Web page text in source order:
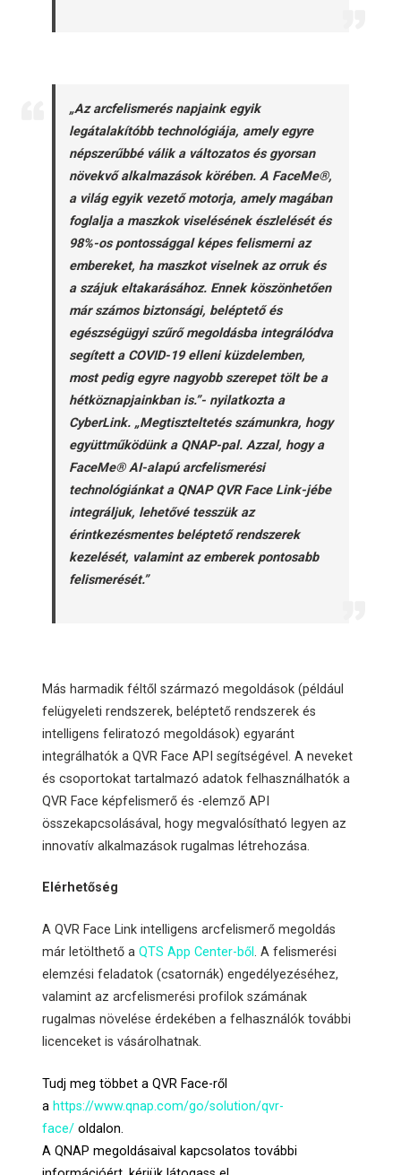
„Az arcfelismerés napjaink egyik
legátalakítóbb technológiája, amely egyre
népszerűbbé válik a változatos és gyorsan
növekvő alkalmazások körében. A FaceMe®,
a világ egyik vezető motorja, amely magában
foglalja a maszkok viselésének észlelését és
98%-os pontossággal képes felismerni az
embereket, ha maszkot viselnek az orruk és
a szájuk eltakarásához. Ennek köszönhetően
már számos biztonsági, beléptető és
egészségügyi szűrő megoldásba integrálódva
segített a COVID-19 elleni küzdelemben,
most pedig egyre nagyobb szerepet tölt be a
hétköznapjainkban is.”- nyilatkozta a
CyberLink. „Megtiszteltetés számunkra, hogy
együttműködünk a QNAP-pal. Azzal, hogy a
FaceMe® AI-alapú arcfelismerési
technológiánkat a QNAP QVR Face Link-jébe
integráljuk, lehetővé tesszük az
érintkezésmentes beléptető rendszerek
kezelését, valamint az emberek pontosabb
felismerését.”
Más harmadik féltől származó megoldások (például
felügyeleti rendszerek, beléptető rendszerek és
intelligens feliratozó megoldások) egyaránt
integrálhatók a QVR Face API segítségével. A neveket
és csoportokat tartalmazó adatok felhasználhatók a
QVR Face képfelismerő és -elemző API
összekapcsolásával, hogy megvalósítható legyen az
innovatív alkalmazások rugalmas létrehozása.
Elérhetőség
A QVR Face Link intelligens arcfelismerő megoldás
már letölthető aQTS App Center-ből. A felismerési
elemzési feladatok (csatornák) engedélyezéséhez,
valamint az arcfelismerési profilok számának
rugalmas növelése érdekében a felhasználók további
licenceket is vásárolhatnak.
Tudj meg többet a QVR Face-ről
a https://www.qnap.com/go/solution/qvr-
face/ oldalon.
A QNAP megoldásaival kapcsolatos további